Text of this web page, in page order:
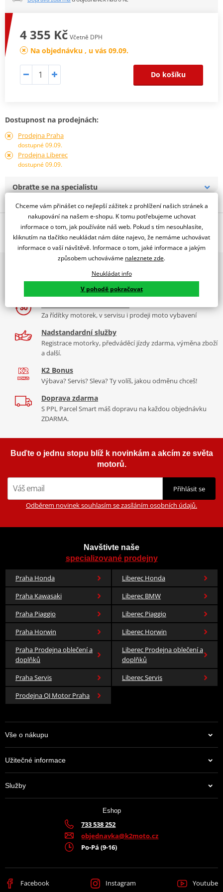
4 355 Kč Včetně DPH
Na objednávku , u vás 09.09.
Do košíku
Dostupnost na prodejnách:
Prodejna Praha
dostupné 09.09.
Prodejna Liberec
dostupné 09.09.
Obraťte se na specialistu
Popis a parametry
Jsme autorizovaný
dealer značky RDMOTO
Padací rámy RDMOTO nabízí maximální ochranu Vašeho
Vyráběné z kvalitního materiálu.
"Testováno zákazníky"
Cena za pár včetně montážní sady.
Montážní list
9 značek motocyklů, servis, oblečení, doplňky i náhradní
díly, to vše v Praze a Liberci
Za řídítky motorek, v servisu i prodeji moto vybavení
Nadstandardní služby
Registrace motorky, předváděcí jízdy zdarma, výměna zboží
a další.
K2 Bonus
Výbava? Servis? Sleva? Ty volíš, jakou odměnu chceš!
Doprava zdarma
S PPL Parcel Smart máš dopravu na každou objednávku
ZDARMA.
Buďte o jednu stopu blíž k novinkám a akcím ze světa
motorů.
Přihlásit se
Odběrem novinek souhlasím se zasíláním osobních údajů.
Navštivte naše
specializované prodejny
Praha Honda
Liberec Honda
Praha Kawasaki
Liberec BMW
Praha Piaggio
Liberec Piaggio
Praha Horwin
Liberec Horwin
Praha Prodejna oblečení a
doplňků
Liberec Prodejna oblečení a
doplňků
Praha Servis
Liberec Servis
Prodejna QJ Motor Praha
Vše o nákupu
Užitečné informace
Služby
Eshop
733 538 252
objednavka@k2moto.cz
Po-Pá (9-16)
Facebook Instagram Youtube
Chceme vám přinášet co nejlepší zážitek z prohlížení našich stránek a
nakupování na našem e-shopu. K tomu potřebujeme uchovat
informace o tom, jak používáte náš web. Pokud s tím nesouhlasíte,
kliknutím na tlačítko neukládat nám dáte najevo, že nemáme uchovávat
informace o vaší návštěvě. Informace o tom, jaké informace a jakým
způsobem uchováváme naleznete zde.
Neukládat info
V pohodě pokračovat